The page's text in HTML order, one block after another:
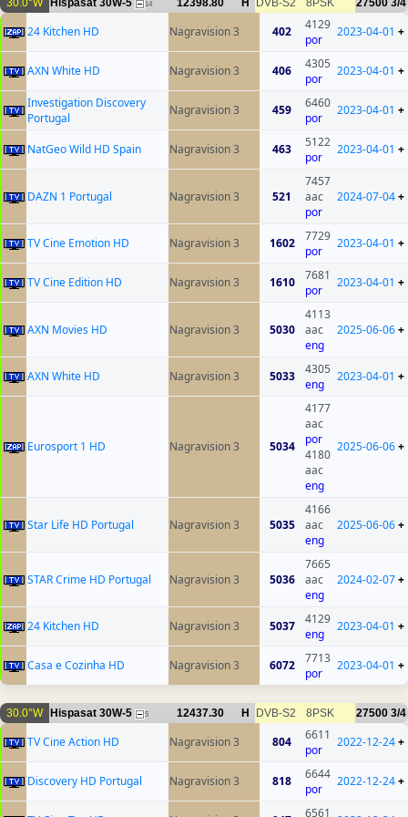
30.0°W Hispasat 30W-5 14 12398.80 H DVB-S2 8PSK 27500 3/4
24 Kitchen HD Nagravision 3 402
4129
por
2023-04-01 +
AXN White HD Nagravision 3 406
4305
por
2023-04-01 +
Investigation Discovery
Portugal
Nagravision 3 459
6460
por
2023-04-01 +
NatGeo Wild HD Spain Nagravision 3 463
5122
por
2023-04-01 +
DAZN 1 Portugal Nagravision 3 521
7457
aac
por
2024-07-04+
TV Cine Emotion HD Nagravision 3 1602
7729
por
2023-04-01 +
TV Cine Edition HD Nagravision 3 1610
7681
por
2023-04-01 +
AXN Movies HD Nagravision 3 5030
4113
aac
eng
2025-06-06+
AXN White HD Nagravision 3 5033
4305
eng
2023-04-01 +
Eurosport 1 HD Nagravision 3 5034
4177
aac
por
4180
aac
eng
2025-06-06+
Star Life HD Portugal Nagravision 3 5035
4166
aac
eng
2025-06-06+
STAR Crime HD Portugal Nagravision 3 5036
7665
aac
eng
2024-02-07+
24 Kitchen HD Nagravision 3 5037
4129
eng
2023-04-01 +
Casa e Cozinha HD Nagravision 3 6072
7713
por
2023-04-01 +
30.0°W Hispasat 30W-5 5 12437.30 H DVB-S2 8PSK 27500 3/4
TV Cine Action HD Nagravision 3 804
6611
por
2022-12-24+
Discovery HD Portugal Nagravision 3 818
6644
por
2022-12-24+
6561